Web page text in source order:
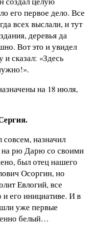
его первое дело. Все
всех выслали, и тут
деревья да
Вот это и увидел
и сказал: «Здесь
на 18 июля,
назначил
на рю Дарю со своими
был отец нашего
Осоргин, но
Евлогий, все
и его инициативе. И в
уже первые
белый…